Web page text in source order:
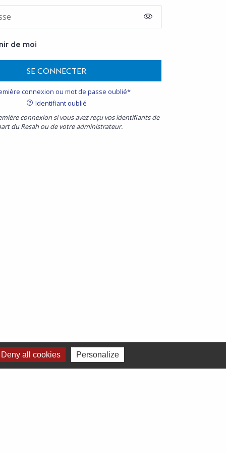
AFFICHER LE MOT
de moi
SE CONNECTER
connexion ou mot de passe oublié*
Identifiant oublié
connexion si vous avez reçu vos identifiants de
du Resah ou de votre administrateur.
Deny all cookies Personalize